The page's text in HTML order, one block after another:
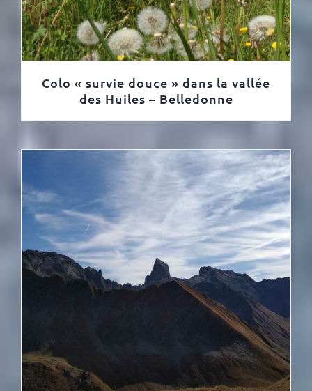
Colo « survie douce » dans la vallée
des Huiles – Belledonne